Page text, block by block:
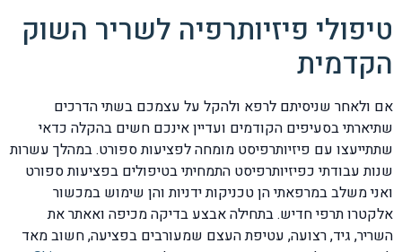
טיפולי פיזיותרפיה לשריר השוק
הקדמית
אם ולאחר שניסיתם לרפא ולהקל על עצמכם בשתי הדרכים
שתיארתי בסעיפים הקודמים ועדיין אינכם חשים בהקלה כדאי
שתתייעצו עם פיזיותרפיסט מומחה לפציעות ספורט. במהלך עשרות
שנות עבודתי כפיזיותרפיסט התמחיתי בטיפולים בפציעות ספורט
ואני משלב במרפאתי הן טכניקות ידניות והן שימוש במכשור
אלקטרו תרפי חדיש. בתחילה אבצע בדיקה מכיפה ואאתר את
השריר, גיד, רצועה, עטיפת העצם שמעורבים בפציעה, חשוב מאד